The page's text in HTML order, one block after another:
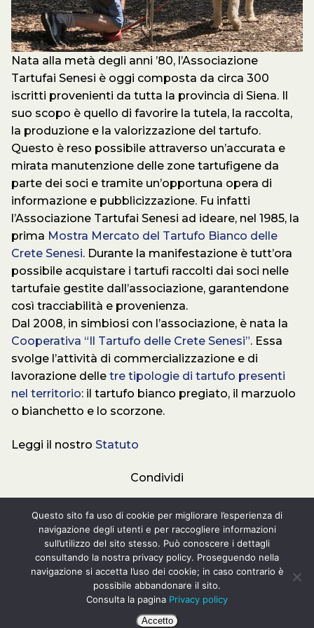
Nata alla metà degli anni ’80, l’Associazione
Tartufai Senesi è oggi composta da circa 300
iscritti provenienti da tutta la provincia di Siena. Il
suo scopo è quello di favorire la tutela, la raccolta,
la produzione e la valorizzazione del tartufo.
Questo è reso possibile attraverso un’accurata e
mirata manutenzione delle zone tartufigene da
parte dei soci e tramite un’opportuna opera di
informazione e pubblicizzazione. Fu infatti
l’Associazione Tartufai Senesi ad ideare, nel 1985, la
prima Mostra Mercato del Tartufo Bianco delle
Crete Senesi. Durante la manifestazione è tutt’ora
possibile acquistare i tartufi raccolti dai soci nelle
tartufaie gestite dall’associazione, garantendone
così tracciabilità e provenienza.
Dal 2008, in simbiosi con l’associazione, è nata la
Cooperativa “Il Tartufo delle Crete Senesi”. Essa
svolge l’attività di commercializzazione e di
lavorazione delle tre tipologie di tartufo presenti
nel territorio: il tartufo bianco pregiato, il marzuolo
o bianchetto e lo scorzone.
Leggi il nostro Statuto
Condividi
WhatsApp
Facebook
Twitter
LinkedIn
Email
Associazione Tartufai Senesi – 2026 – Website
powered byCustomify
Web Design by
Questo sito fa uso di cookie per migliorare l’esperienza di
navigazione degli utenti e per raccogliere informazioni
sull’utilizzo del sito stesso. Può conoscere i dettagli
consultando la nostra privacy policy. Proseguendo nella
navigazione si accetta l’uso dei cookie; in caso contrario è
possibile abbandonare il sito.
Consulta la pagina Privacy policy
Accetto